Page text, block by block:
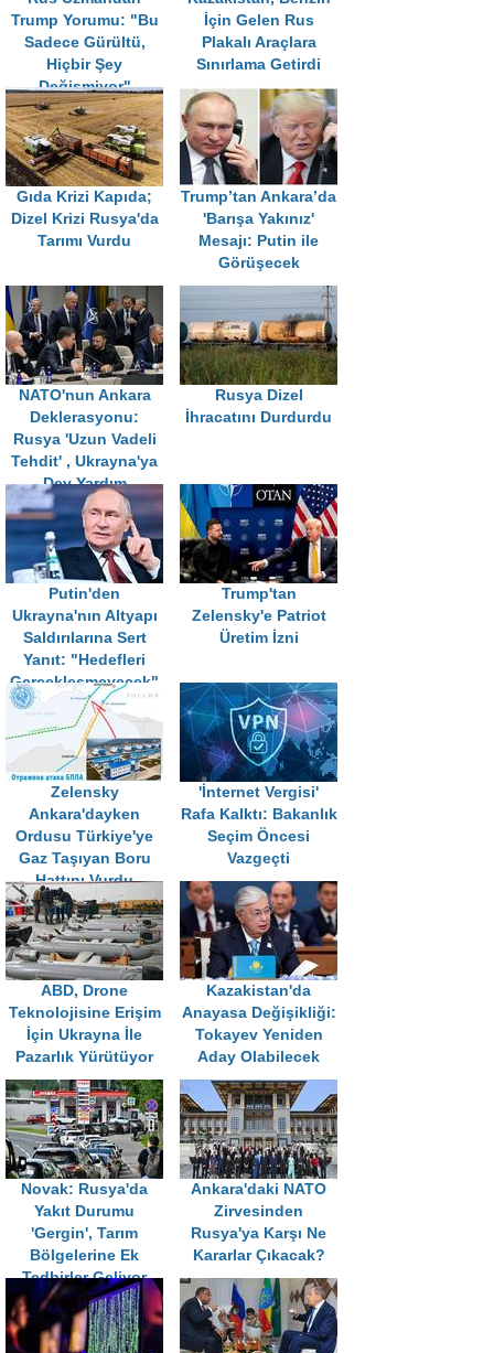
Trump Yorumu: "Bu
Sadece Gürültü,
Hiçbir Şey
Değişmiyor"
İçin Gelen Rus
Plakalı Araçlara
Sınırlama Getirdi
Gıda Krizi Kapıda;
Dizel Krizi Rusya'da
Tarımı Vurdu
Trump’tan Ankara’da
'Barışa Yakınız'
Mesajı: Putin ile
Görüşecek
NATO'nun Ankara
Deklerasyonu:
Rusya 'Uzun Vadeli
Tehdit' , Ukrayna'ya
Dev Yardım
Rusya Dizel
İhracatını Durdurdu
Putin'den
Ukrayna'nın Altyapı
Saldırılarına Sert
Yanıt: "Hedefleri
Gerçekleşmeyecek"
Trump'tan
Zelensky'e Patriot
Üretim İzni
Zelensky
Ankara'dayken
Ordusu Türkiye'ye
Gaz Taşıyan Boru
Hattını Vurdu
'İnternet Vergisi'
Rafa Kalktı: Bakanlık
Seçim Öncesi
Vazgeçti
ABD, Drone
Teknolojisine Erişim
İçin Ukrayna İle
Pazarlık Yürütüyor
Kazakistan'da
Anayasa Değişikliği:
Tokayev Yeniden
Aday Olabilecek
Novak: Rusya'da
Yakıt Durumu
'Gergin', Tarım
Bölgelerine Ek
Tedbirler Geliyor
Ankara'daki NATO
Zirvesinden
Rusya'ya Karşı Ne
Kararlar Çıkacak?